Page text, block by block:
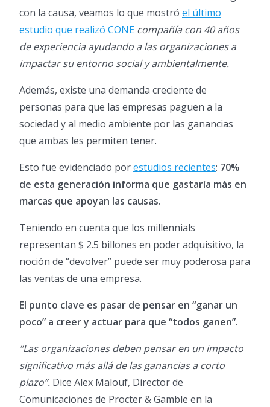
con la causa, veamos lo que mostró el último
estudio que realizó CONE compañía con 40 años
de experiencia ayudando a las organizaciones a
impactar su entorno social y ambientalmente.
Además, existe una demanda creciente de
personas para que las empresas paguen a la
sociedad y al medio ambiente por las ganancias
que ambas les permiten tener.
Esto fue evidenciado porestudios recientes: 70%
de esta generación informa que gastaría más en
marcas que apoyan las causas.
Teniendo en cuenta que los millennials
representan $ 2.5 billones en poder adquisitivo, la
noción de “devolver” puede ser muy poderosa para
las ventas de una empresa.
El punto clave es pasar de pensar en “ganar un
poco” a creer y actuar para que “todos ganen”.
“Las organizaciones deben pensar en un impacto
significativo más allá de las ganancias a corto
plazo”. Dice Alex Malouf, Director de
Comunicaciones de Procter & Gamble en la